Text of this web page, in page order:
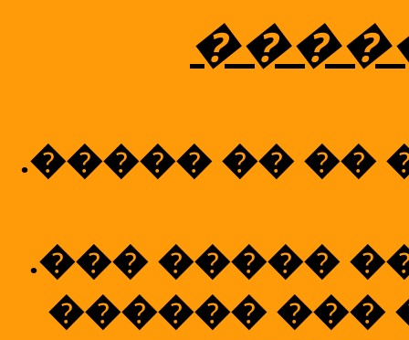
.����� �� ��
.��� �����
������ ���